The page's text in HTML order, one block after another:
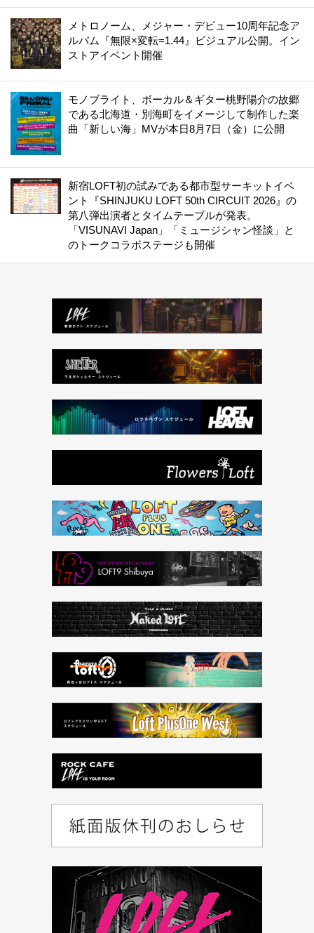
メトロノーム、メジャー・デビュー10周年記念ア
ルバム『無限×変転=1.44』ビジュアル公開。イン
ストアイベント開催
モノブライト、ボーカル＆ギター桃野陽介の故郷
である北海道・別海町をイメージして制作した楽
曲「新しい海」MVが本日8月7日（金）に公開
新宿LOFT初の試みである都市型サーキットイベ
ント『SHINJUKU LOFT 50th CIRCUIT 2026』の
第八弾出演者とタイムテーブルが発表。
「VISUNAVI Japan」「ミュージシャン怪談」と
のトークコラボステージも開催